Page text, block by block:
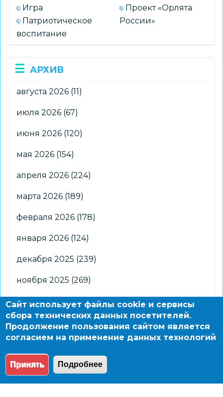
Игра
Патриотическое
воспитание
Проект «Орлята
России»
АРХИВ
августа 2026 (11)
июля 2026 (67)
июня 2026 (120)
мая 2026 (154)
апреля 2026 (224)
марта 2026 (189)
февраля 2026 (178)
января 2026 (124)
декабря 2025 (239)
ноября 2025 (269)
октября 2025(266)
сентября 2025 (176)
августа 2025 (2)
© 2004 - 2026 Новосибирский информационно-
Сайт использует файлы cookie и сервисы
сбора технических данных посетителей.
Продолжение пользования сайтом является
согласием на применение данных технологий
Принять Подробнее